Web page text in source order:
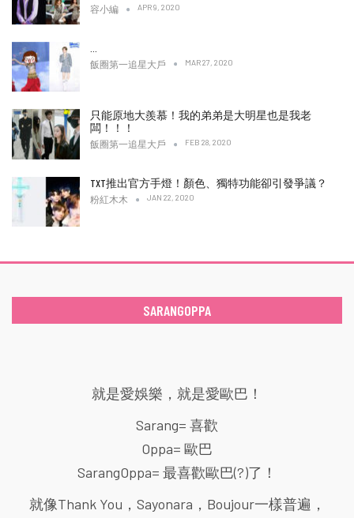
容小編 APR 9, 2020
飯圈第一追星大戶 MAR 27, 2020
只能原地大羨慕！我的弟弟是大明星也是我老
闆！！！
飯圈第一追星大戶 FEB 28, 2020
TXT推出官方手燈！顏色、獨特功能卻引發爭議？
粉紅木木 JAN 22, 2020
SARANGOPPA
就是愛娛樂，就是愛歐巴！
Sarang= 喜歡
Oppa= 歐巴
SarangOppa= 最喜歡歐巴(?)了！
就像Thank You，Sayonara，Boujour一樣普遍，